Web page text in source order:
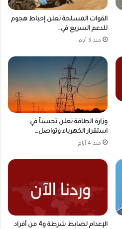
القوات المسلحة تعلن إحباط هجوم
للدعم السريع في…
منذ 3 أيام
وزارة الطاقة تعلن تحسناً في
استقرار الكهرباء وتواصل…
منذ 4 أيام
الإعدام لضابط شرطة و4 من أفراد